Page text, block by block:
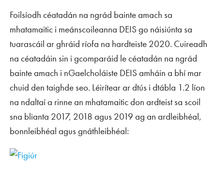
Foilsíodh céatadán na ngrád bainte amach sa
mhatamaitic i meánscoileanna DEIS go náisiúnta sa
tuarascáil ar ghráid ríofa na hardteiste 2020. Cuireadh
na céatadáin sin i gcomparáid le céatadán na ngrád
bainte amach i nGaelcholáiste DEIS amháin a bhí mar
chuid den taighde seo. Léirítear ar dtús i dtábla 1.2 líon
na ndaltaí a rinne an mhatamaitic don ardteist sa scoil
sna blianta 2017, 2018 agus 2019 ag an ardleibhéal,
bonnleibhéal agus gnáthleibhéal: